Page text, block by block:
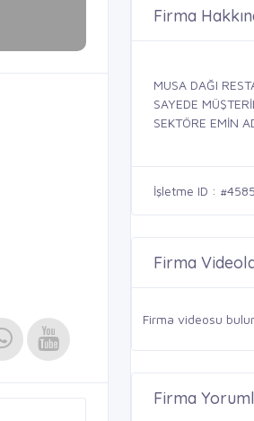
Firma
MUSA DAĞI
SAYEDE
SEKTÖRE EMİN
İşletme ID :
Firma
Firma videosu
Firma